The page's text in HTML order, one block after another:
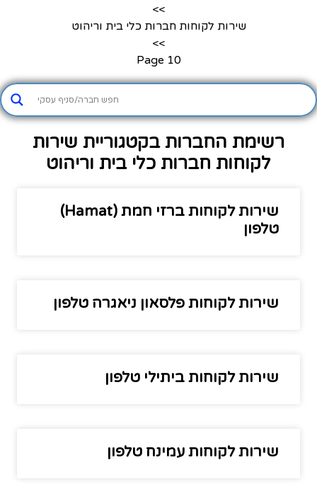
>>
שירות לקוחות חברות כלי בית וריהוט
>>
Page 10
רשימת החברות בקטגוריית שירות
לקוחות חברות כלי בית וריהוט
שירות לקוחות ברזי חמת (Hamat)
טלפון
שירות לקוחות פלסאון ניאגרה טלפון
שירות לקוחות ביתילי טלפון
שירות לקוחות עמינח טלפון